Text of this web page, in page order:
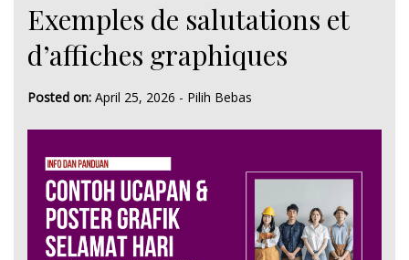
Exemples de salutations et
d’affiches graphiques
Posted on: April 25, 2026 - Pilih Bebas